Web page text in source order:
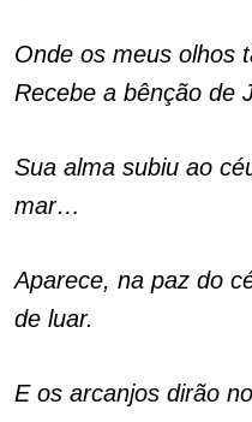
Onde os meus olhos
Recebe a bênção de
Sua alma subiu ao
mar…
Aparece, na paz do
de luar.
E os arcanjos dirão